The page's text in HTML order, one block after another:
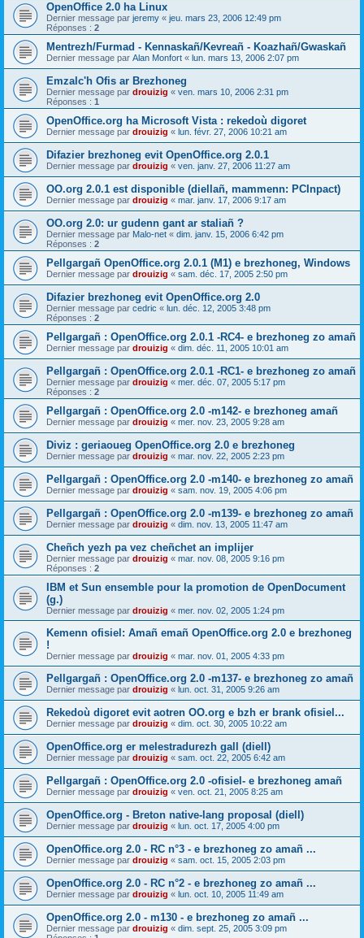
OpenOffice 2.0 ha Linux
Dernier message par jeremy « jeu. mars 23, 2006 12:49 pm
Réponses : 2
Mentrezh/Furmad - Kennaskañ/Kevreañ - Koazhañ/Gwaskañ
Dernier message par Alan Monfort « lun. mars 13, 2006 2:07 pm
Emzalc'h Ofis ar Brezhoneg
Dernier message par drouizig « ven. mars 10, 2006 2:31 pm
Réponses : 1
OpenOffice.org ha Microsoft Vista : rekedoù digoret
Dernier message par drouizig « lun. févr. 27, 2006 10:21 am
Difazier brezhoneg evit OpenOffice.org 2.0.1
Dernier message par drouizig « ven. janv. 27, 2006 11:27 am
OO.org 2.0.1 est disponible (diellañ, mammenn: PCInpact)
Dernier message par drouizig « mar. janv. 17, 2006 9:17 am
OO.org 2.0: ur gudenn gant ar staliañ ?
Dernier message par Malo-net « dim. janv. 15, 2006 6:42 pm
Réponses : 2
Pellgargañ OpenOffice.org 2.0.1 (M1) e brezhoneg, Windows
Dernier message par drouizig « sam. déc. 17, 2005 2:50 pm
Difazier brezhoneg evit OpenOffice.org 2.0
Dernier message par cedric « lun. déc. 12, 2005 3:48 pm
Réponses : 2
Pellgargañ : OpenOffice.org 2.0.1 -RC4- e brezhoneg zo amañ
Dernier message par drouizig « dim. déc. 11, 2005 10:01 am
Pellgargañ : OpenOffice.org 2.0.1 -RC1- e brezhoneg zo amañ
Dernier message par drouizig « mer. déc. 07, 2005 5:17 pm
Réponses : 2
Pellgargañ : OpenOffice.org 2.0 -m142- e brezhoneg amañ
Dernier message par drouizig « mer. nov. 23, 2005 9:28 am
Diviz : geriaoueg OpenOffice.org 2.0 e brezhoneg
Dernier message par drouizig « mar. nov. 22, 2005 2:23 pm
Pellgargañ : OpenOffice.org 2.0 -m140- e brezhoneg zo amañ
Dernier message par drouizig « sam. nov. 19, 2005 4:06 pm
Pellgargañ : OpenOffice.org 2.0 -m139- e brezhoneg zo amañ
Dernier message par drouizig « dim. nov. 13, 2005 11:47 am
Cheñch yezh pa vez cheñchet an implijer
Dernier message par drouizig « mar. nov. 08, 2005 9:16 pm
Réponses : 2
IBM et Sun ensemble pour la promotion de OpenDocument
(g.)
Dernier message par drouizig « mer. nov. 02, 2005 1:24 pm
Kemenn ofisiel: Amañ emañ OpenOffice.org 2.0 e brezhoneg
!
Dernier message par drouizig « mar. nov. 01, 2005 4:33 pm
Pellgargañ : OpenOffice.org 2.0 -m137- e brezhoneg zo amañ
Dernier message par drouizig « lun. oct. 31, 2005 9:26 am
Rekedoù digoret evit aotren OO.org e bzh er brank ofisiel...
Dernier message par drouizig « dim. oct. 30, 2005 10:22 am
OpenOffice.org er melestradurezh gall (diell)
Dernier message par drouizig « sam. oct. 22, 2005 6:42 am
Pellgargañ : OpenOffice.org 2.0 -ofisiel- e brezhoneg amañ
Dernier message par drouizig « ven. oct. 21, 2005 8:25 am
OpenOffice.org - Breton native-lang proposal (diell)
Dernier message par drouizig « lun. oct. 17, 2005 4:00 pm
OpenOffice.org 2.0 - RC n°3 - e brezhoneg zo amañ ...
Dernier message par drouizig « sam. oct. 15, 2005 2:03 pm
OpenOffice.org 2.0 - RC n°2 - e brezhoneg zo amañ ...
Dernier message par drouizig « lun. oct. 10, 2005 11:49 am
OpenOffice.org 2.0 - m130 - e brezhoneg zo amañ ...
Dernier message par drouizig « dim. sept. 25, 2005 3:09 pm